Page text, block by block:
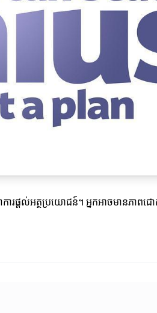
ការផ្ដល់អត្ថប្រយោជន៍។ អ្នកអាចមានភ